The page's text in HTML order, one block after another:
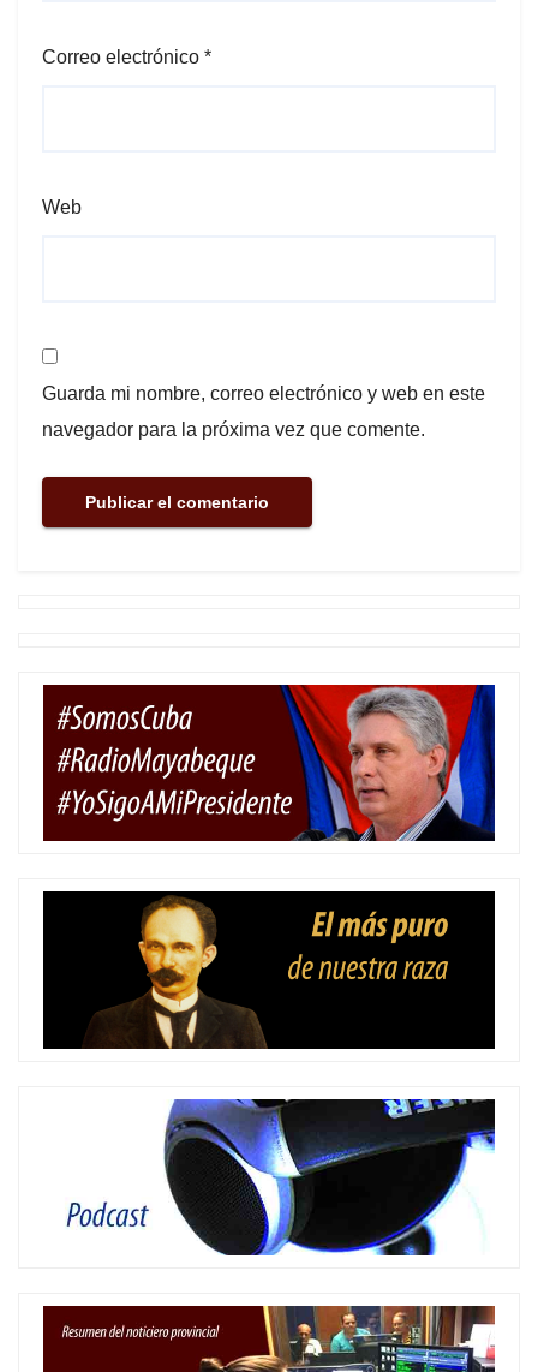
Correo electrónico *
Web
Guarda mi nombre, correo electrónico y web en este
navegador para la próxima vez que comente.